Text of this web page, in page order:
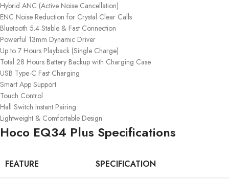
Hybrid ANC (Active Noise Cancellation)
ENC Noise Reduction for Crystal Clear Calls
Bluetooth 5.4 Stable & Fast Connection
Powerful 13mm Dynamic Driver
Up to 7 Hours Playback (Single Charge)
Total 28 Hours Battery Backup with Charging Case
USB Type-C Fast Charging
Smart App Support
Touch Control
Hall Switch Instant Pairing
Lightweight & Comfortable Design
Hoco EQ34 Plus Specifications
FEATURE SPECIFICATION